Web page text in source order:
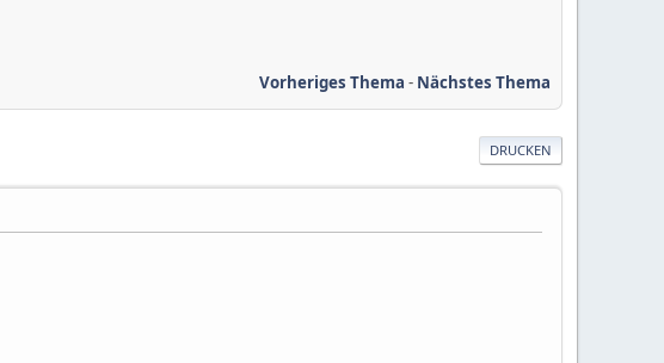
Vorheriges Thema - Nächstes Thema
DRUCKEN